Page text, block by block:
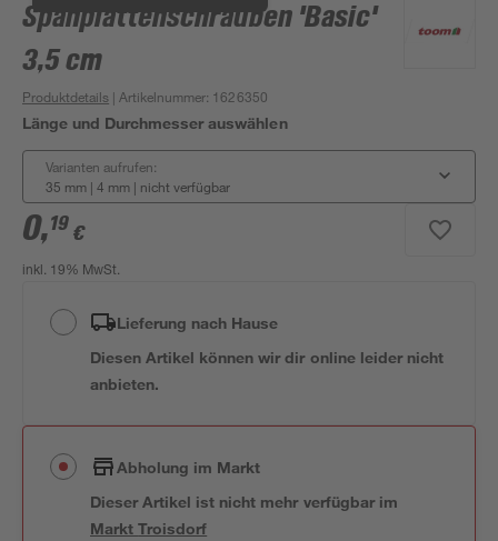
Spanplattenschrauben 'Basic'
3,5 cm
Produktdetails | Artikelnummer: 1626350
Länge und Durchmesser auswählen
Varianten aufrufen:
35 mm | 4 mm | nicht verfügbar
0,19 €
inkl. 19% MwSt.
Lieferung nach Hause
Diesen Artikel können wir dir online leider nicht
anbieten.
Abholung im Markt
Dieser Artikel ist nicht mehr verfügbar im
MarktTroisdorf